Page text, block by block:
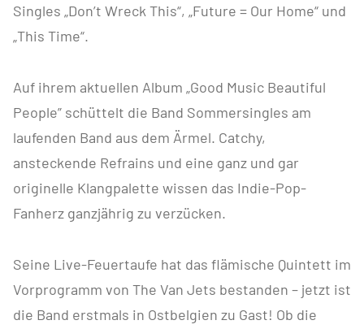
Singles „Don’t Wreck This“, „Future = Our Home“ und
„This Time“.
Auf ihrem aktuellen Album „Good Music Beautiful
People” schüttelt die Band Sommersingles am
laufenden Band aus dem Ärmel. Catchy,
ansteckende Refrains und eine ganz und gar
originelle Klangpalette wissen das Indie-Pop-
Fanherz ganzjährig zu verzücken.
Seine Live-Feuertaufe hat das flämische Quintett im
Vorprogramm von The Van Jets bestanden – jetzt ist
die Band erstmals in Ostbelgien zu Gast! Ob die